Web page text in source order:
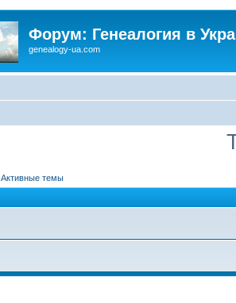
Форум: Генеалогия в
genealogy-ua.com
Активные темы